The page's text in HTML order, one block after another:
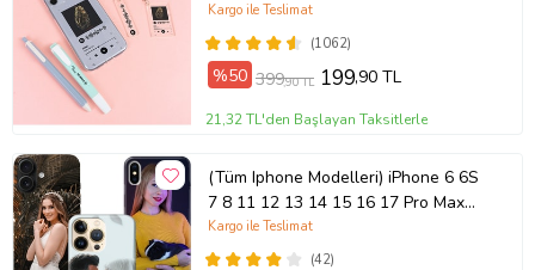
(1062)
Kargo ile Teslimat
%50 399,90 TL 199,90 TL
21,32 TL'den Başlayan Taksitlerle
(Tüm Iphone Modelleri) iPhone 6 6S
7 8 11 12 13 14 15 16 17 Pro Max
Plus Mini Kişiye Özel Resimli
Fotoğraflı Kılıf(42)
Kargo ile Teslimat